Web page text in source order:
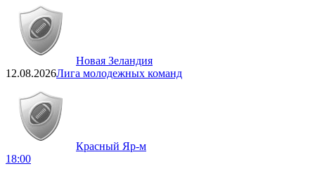
Новая Зеландия
12.08.2026Лига молодежных команд
Красный Яр-м
18:00